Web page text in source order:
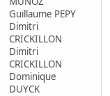
Guillaume PEPY
Dimitri
CRICKILLON
Dimitri
CRICKILLON
Dominique
DUYCK